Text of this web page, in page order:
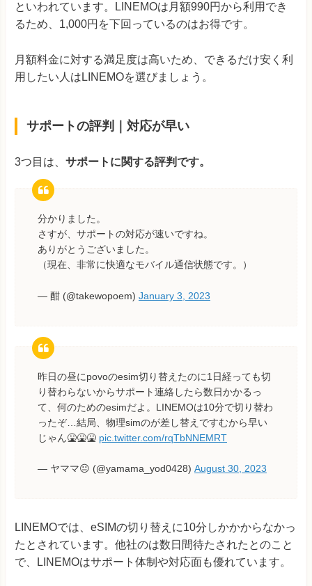
といわれています。LINEMOは月額990円から利用でき
るため、1,000円を下回っているのはお得です。
月額料金に対する満足度は高いため、できるだけ安く利
用したい人はLINEMOを選びましょう。
サポートの評判｜対応が早い
3つ目は、 サポートに関する評判です。
分かりました。
さすが、サポートの対応が速いですね。
ありがとうございました。
（現在、非常に快適なモバイル通信状態です。）
— 酣 (@takewopoem) January 3, 2023
昨日の昼にpovoのesim切り替えたのに1日経っても切
り替わらないからサポート連絡したら数日かかるっ
て、何のためのesimだよ。LINEMOは10分で切り替わ
ったぞ…結局、物理simのが差し替えですむから早い
じゃん🤮🤮🤮 pic.twitter.com/rqTbNNEMRT
— ヤママ😐 (@yamama_yod0428) August 30, 2023
LINEMOでは、eSIMの切り替えに10分しかかからなかっ
たとされています。他社のは数日間待たされたとのこと
で、LINEMOはサポート体制や対応面も優れています。